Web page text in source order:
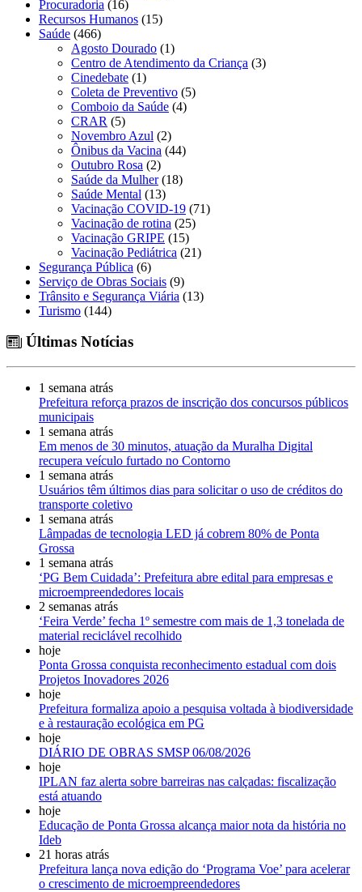
Procuradoria (16)
Recursos Humanos (15)
Saúde (466)
Agosto Dourado (1)
Centro de Atendimento da Criança (3)
Cinedebate (1)
Coleta de Preventivo (5)
Comboio da Saúde (4)
CRAR (5)
Novembro Azul (2)
Ônibus da Vacina (44)
Outubro Rosa (2)
Saúde da Mulher(18)
Saúde Mental (13)
Vacinação COVID-19 (71)
Vacinação de rotina (25)
Vacinação GRIPE (15)
Vacinação Pediátrica (21)
Segurança Pública (6)
Serviço de Obras Sociais (9)
Trânsito e Segurança Viária (13)
Turismo (144)
Últimas Notícias
1 semana atrás
Prefeitura reforça prazos de inscrição dos concursos públicos
municipais
1 semana atrás
Em menos de 30 minutos, atuação da Muralha Digital
recupera veículo furtado no Contorno
1 semana atrás
Usuários têm últimos dias para solicitar o uso de créditos do
transporte coletivo
1 semana atrás
Lâmpadas de tecnologia LED já cobrem 80% de Ponta
Grossa
1 semana atrás
‘PG Bem Cuidada’: Prefeitura abre edital para empresas e
microempreendedores locais
2 semanas atrás
‘Feira Verde’ fecha 1º semestre com mais de 1,3 tonelada de
material reciclável recolhido
hoje
Ponta Grossa conquista reconhecimento estadual com dois
Projetos Inovadores 2026
hoje
Prefeitura formaliza apoio a pesquisa voltada à biodiversidade
e à restauração ecológica em PG
hoje
DIÁRIO DE OBRAS SMSP 06/08/2026
hoje
IPLAN faz alerta sobre barreiras nas calçadas: fiscalização
está atuando
hoje
Educação de Ponta Grossa alcança maior nota da história no
Ideb
21 horas atrás
Prefeitura lança nova edição do ‘Programa Voe’ para acelerar
o crescimento de microempreendedores